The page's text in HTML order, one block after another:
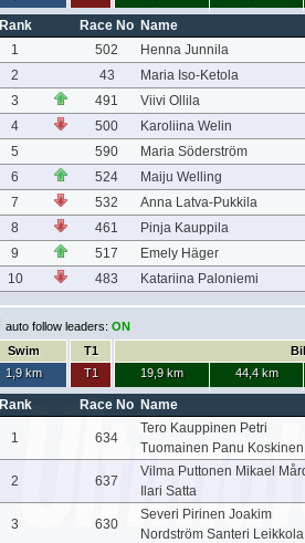
Rank Race No Name
1
502
Henna Junnila
2
43
Maria Iso-Ketola
3
491
Viivi Ollila
4
500
Karoliina Welin
5
590
Maria Söderström
6
524
Maiju Welling
7
532
Anna Latva-Pukkila
8
461
Pinja Kauppila
9
517
Emely Häger
10
483 Katariina Paloniemi
auto follow leaders: ON
Swim
1,9 km
T1
T1
19,9 km
44,4 km
Rank Race No Name
1 634
Tero Kauppinen Petri
Tuomainen Panu Koskinen
2 637
Vilma Puttonen Mikael
Ilari Satta
3 630
Severi Pirinen Joakim
Nordström Santeri Leikkola